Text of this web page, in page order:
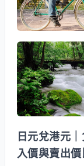
日元兌港元
入價與賣出